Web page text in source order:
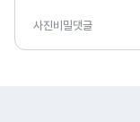
사진비밀댓글